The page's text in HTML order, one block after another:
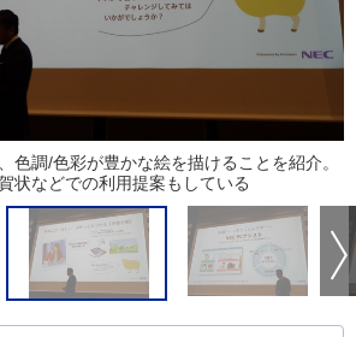
色調/色彩が豊かな絵を描けることを紹介。
状などでの利用提案もしている